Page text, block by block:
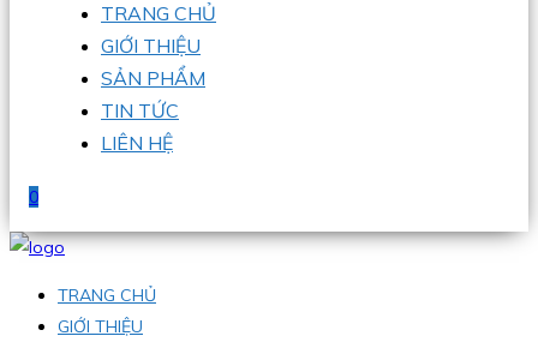
TRANG CHỦ
GIỚI THIỆU
SẢN PHẨM
TIN TỨC
LIÊN HỆ
0
TRANG CHỦ
GIỚI THIỆU